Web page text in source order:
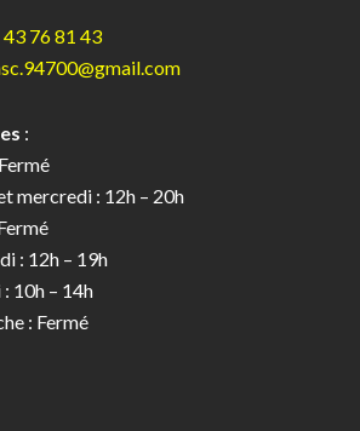
76 81 43
:
mercredi : 12h – 20h
: 12h – 19h
: 10h – 14h
: Fermé